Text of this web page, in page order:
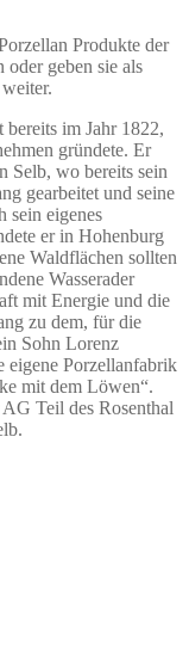
Produkte der
geben sie als
im Jahr 1822,
gründete. Er
Selb, wo bereits sein
gearbeitet und seine
sein eigenes
er in Hohenburg
Waldflächen sollten
Wasserader
mit Energie und die
zu dem, für die
Sohn Lorenz
eigene Porzellanfabrik
mit dem Löwen“.
Teil des Rosenthal